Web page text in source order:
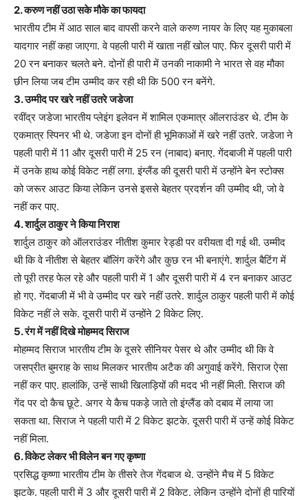
2. करुण नहीं उठा सके मौके का फायदा
भारतीय टीम में आठ साल बाद वापसी करने वाले करुण नायर के लिए यह मुकाबला
यादगार नहीं कहा जाएगा. वे पहली पारी में खाता नहीं खोल पाए. फिर दूसरी पारी में
20 रन बनाकर चलते बने. दोनों ही पारी में उनकी नाकामी ने भारत से वह मौका
छीन लिया जब टीम उम्मीद कर रही थी कि 500 रन बनेंगे.
3. उम्मीद पर खरे नहीं उतरे जडेजा
रवींद्र जडेजा भारतीय प्लेइंग इलेवन में शामिल एकमात्र ऑलराउंडर थे. टीम के
एकमात्र स्पिनर भी थे. जडेजा इन दोनों ही भूमिकाओं में खरे नहीं उतरे. जडेजा ने
पहली पारी में 11 और दूसरी पारी में 25 रन (नाबाद) बनाए. गेंदबाजी में पहली पारी
में उनके हाथ कोई विकेट नहीं लगा. इंग्लैंड की दूसरी पारी में उन्होंने बेन स्टोक्स
को जरूर आउट किया लेकिन उनसे इससे बेहतर प्रदर्शन की उम्मीद थी, जो वे
नहीं कर पाए.
4. शार्दुल ठाकुर ने किया निराश
शार्दुल ठाकुर को ऑलराउंडर नीतीश कुमार रेड्डी पर वरीयता दी गई थी. उम्मीद
थी कि वे नीतीश से बेहतर बॉलिंग करेंगे और कुछ रन भी बनाएंगे. शार्दुल बैटिंग में
तो पूरी तरह फेल रहे और पहली पारी में 1 और दूसरी पारी में 4 रन बनाकर आउट
हो गए. गेंदबाजी में भी वे उम्मीद पर खरे नहीं उतरे. शार्दुल ठाकुर पहली पारी में कोई
विकेट नहीं ले सके. दूसरी पारी में उन्होंने 2 विकेट लिए.
5. रंग में नहीं दिखे मोहम्मद सिराज
मोहम्मद सिराज भारतीय टीम के दूसरे सीनियर पेसर थे और उम्मीद थी कि वे
जसप्रीत बुमराह के साथ मिलकर भारतीय अटैक की अगुवाई करेंगे. सिराज ऐसा
नहीं कर पाए. हालांकि, उन्हें साथी खिलाड़ियों की मदद भी नहीं मिली. सिराज की
गेंद पर दो कैच छूटे. अगर ये कैच पकड़े जाते तो इंग्लैंड को दबाव में लाया जा
सकता था. सिराज ने पहली पारी में 2 विकेट झटके. दूसरी पारी में उन्हें कोई विकेट
नहीं मिला.
6. विकेट लेकर भी विलेन बन गए कृष्णा
प्रसिद्ध कृष्णा भारतीय टीम के तीसरे तेज गेंदबाज थे. उन्होंने मैच में 5 विकेट
झटके. पहली पारी में 3 और दूसरी पारी में 2 विकेट. लेकिन उन्होंने दोनों ही पारियों